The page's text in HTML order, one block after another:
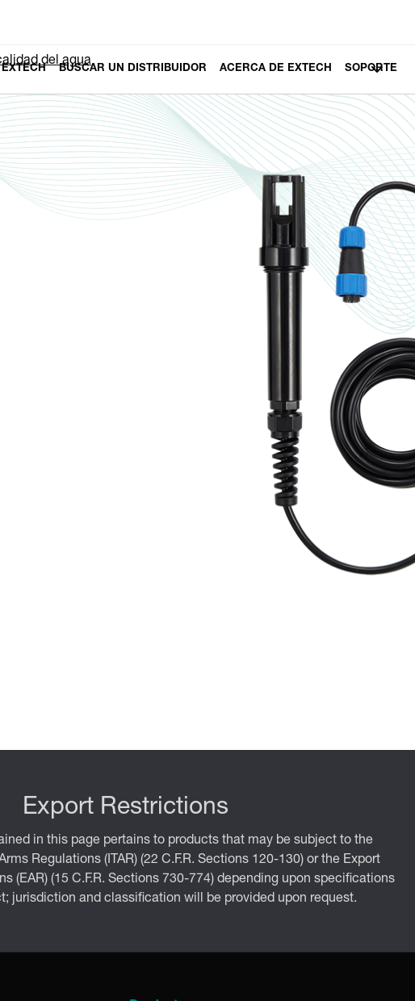
BUSCAR UN DISTRIBUIDOR ACERCA DE EXTECH SOPORTE
del agua
Export Restrictions
in this page pertains to products that may be subject to the
Regulations (ITAR) (22 C.F.R. Sections 120-130) or the Export
(EAR) (15 C.F.R. Sections 730-774) depending upon specifications
jurisdiction and classification will be provided upon request.